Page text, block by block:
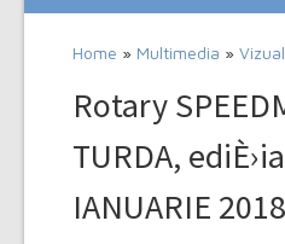
Home
Despre noi
Evenimente
Proiecte
Multimedia
Home » Multimedia »
Rotary
TURDA,
IANUARIE 2018